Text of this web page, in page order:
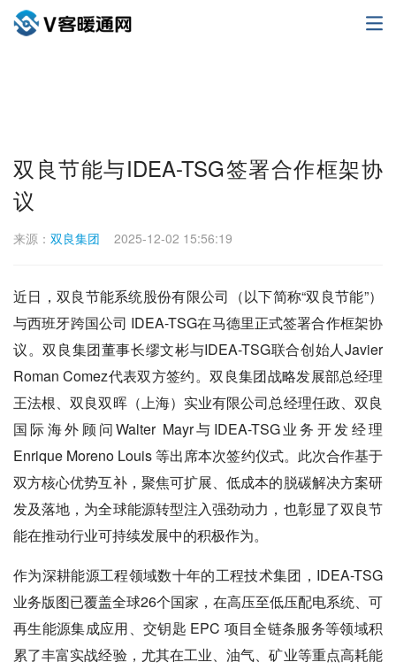
双良节能与IDEA-TSG签署合作框架协
议
来源： 双良集团 2025-12-02 15:56:19
近日，双良节能系统股份有限公司（以下简称“双良节能”）
与西班牙跨国公司 IDEA-TSG在马德里正式签署合作框架协
议。双良集团董事长缪文彬与IDEA-TSG联合创始人Javier
Roman Comez代表双方签约。双良集团战略发展部总经理
王法根、双良双晖（上海）实业有限公司总经理任政、双良
国际海外顾问Walter Mayr与IDEA-TSG业务开发经理
Enrique Moreno Louis 等出席本次签约仪式。此次合作基于
双方核心优势互补，聚焦可扩展、低成本的脱碳解决方案研
发及落地，为全球能源转型注入强劲动力，也彰显了双良节
能在推动行业可持续发展中的积极作为。
作为深耕能源工程领域数十年的工程技术集团，IDEA-TSG
业务版图已覆盖全球26个国家，在高压至低压配电系统、可
再生能源集成应用、交钥匙 EPC 项目全链条服务等领域积
累了丰富实战经验，尤其在工业、油气、矿业等重点高耗能